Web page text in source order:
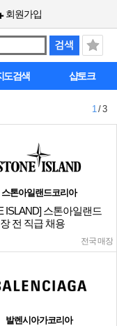
회원가입
도검색 샵토크
1/ 3
스톤아일랜드코리아
ISLAND] 스톤아일랜드
전 직급 채용
전국 매장
발렌시아가코리아